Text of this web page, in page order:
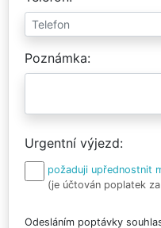
Poznámka
Urgentní výjezd
požaduji upřednostnit
(je účtován poplatek
Odesláním poptávky